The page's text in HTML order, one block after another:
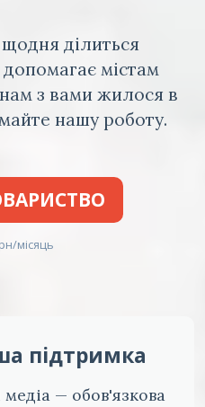
ділиться
містам
з вами жилося в
нашу роботу.
місяць
підтримка
— обов'язкова